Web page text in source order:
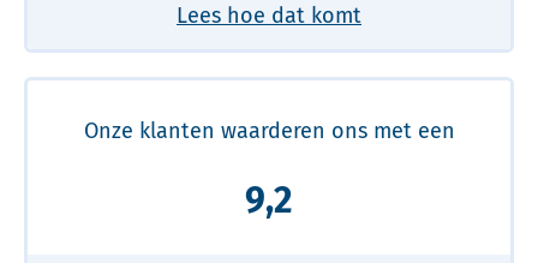
Lees hoe dat komt
Onze klanten waarderen ons met een
9,2